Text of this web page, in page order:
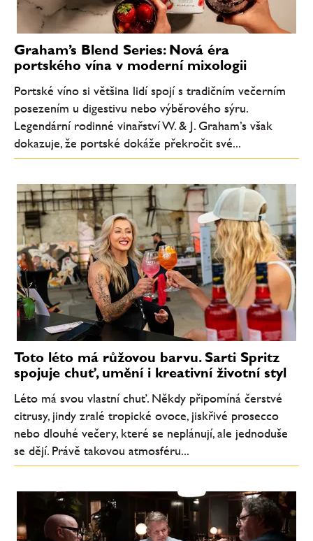
Graham’s Blend Series: Nová éra
portského vína v moderní mixologii
Portské víno si většina lidí spojí s tradičním večerním
posezením u digestivu nebo výběrového sýru.
Legendární rodinné vinařství W. & J. Graham’s však
dokazuje, že portské dokáže překročit své...
Toto léto má růžovou barvu. Sarti Spritz
spojuje chuť, umění i kreativní životní styl
Léto má svou vlastní chuť. Někdy připomíná čerstvé
citrusy, jindy zralé tropické ovoce, jiskřivé prosecco
nebo dlouhé večery, které se neplánují, ale jednoduše
se dějí. Právě takovou atmosféru...